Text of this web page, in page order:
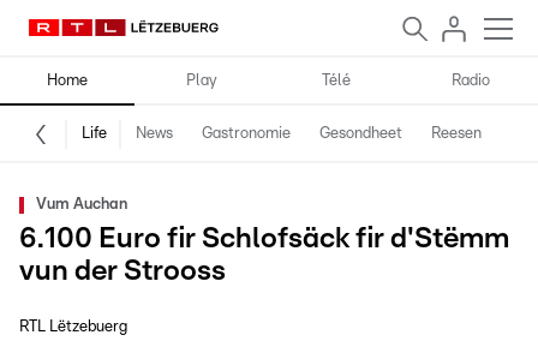
Home Play Télé Radio
Life News Gastronomie Gesondheet Reesen
Vum Auchan
6.100 Euro fir Schlofsäck fir d'Stëmm
vun der Strooss
RTL Lëtzebuerg